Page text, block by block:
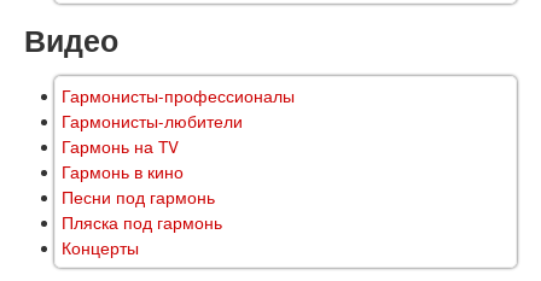
Видео
Гармонисты-профессионалы
Гармонисты-любители
Гармонь на TV
Гармонь в кино
Песни под гармонь
Пляска под гармонь
Концерты